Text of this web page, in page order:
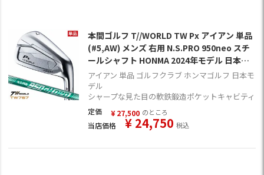
本間ゴルフ T//WORLD TW Px アイアン 単品
(#5,AW) メンズ 右用 N.S.PRO 950neo スチ
ールシャフト HONMA 2024年モデル 日本正
規品 ゴルフクラブ【TW767】
アイアン 単品 ゴルフクラブ ホンマゴルフ 日本モ
デル
シャープな見た目の軟鉄鍛造ポケットキャビティ
定価 ¥ 27,500 のところ
当店価格 ¥ 24,750 税込